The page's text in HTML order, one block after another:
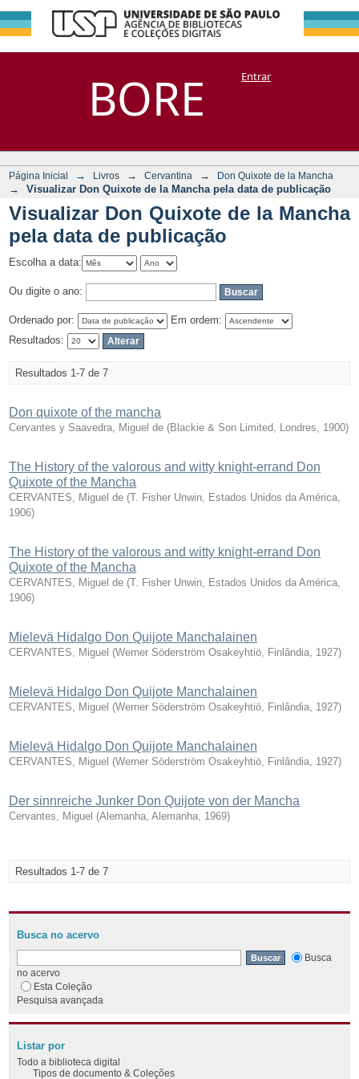
BORE
Visualizar Don
Quixote de la
Mancha pela data
DSpace/Manakin + CoriscoEntrar
Página Inicial → Livros → Cervantina → Don Quixote de la Mancha
→ Visualizar Don Quixote de la Mancha pela data de publicação
Visualizar Don Quixote de la Mancha
pela data de publicação
Escolha a data:
Ou digite o ano:
Ordenado por:
Em ordem:
Resultados:
Resultados 1-7 de 7
Don quixote of the mancha
Cervantes y Saavedra, Miguel de (Blackie & Son Limited, Londres 1900)
The History of the valorous and witty knight-errand Don
Quixote of the Mancha
CERVANTES, Miguel de (T. Fisher Unwin, Estados Unidos da América
1906)
The History of the valorous and witty knight-errand Don
Quixote of the Mancha
CERVANTES, Miguel de (T. Fisher Unwin, Estados Unidos da América
1906)
Mielevä Hidalgo Don Quijote Manchalainen
CERVANTES, Miguel (Werner Söderström Osakeyhtiö, Finlândia 1927)
Mielevä Hidalgo Don Quijote Manchalainen
CERVANTES, Miguel (Werner Söderström Osakeyhtiö, Finlândia 1927)
Mielevä Hidalgo Don Quijote Manchalainen
CERVANTES, Miguel (Werner Söderström Osakeyhtiö, Finlândia 1927)
Der sinnreiche Junker Don Quijote von der Mancha
Cervantes, Miguel (Alemanha, Alemanha 1969)
Resultados 1-7 de 7
Busca no acervo
Busca
no acervo
Esta Coleção
Pesquisa avançada
Listar por
Todo a biblioteca digital
Tipos de documento & Coleções